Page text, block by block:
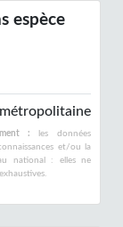
espèce
: les données
et/ou la
national : elles ne